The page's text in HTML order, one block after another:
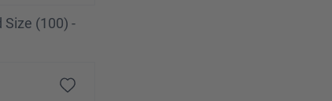
Size (100) -